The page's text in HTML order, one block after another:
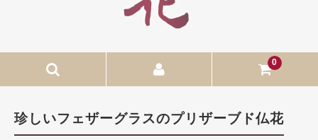
0
商品カテゴリー
珍しいフェザーグラスのプリザーブド仏花